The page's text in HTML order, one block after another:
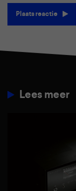
Plaats reactie
Lees meer